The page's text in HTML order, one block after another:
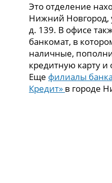
Это отделение
Нижний Новгород,
д. 139. В офисе
банкомат, в
наличные,
кредитную карту и
Еще филиалы
Кредит» в городе